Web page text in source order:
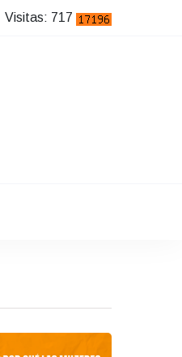
Visitas: 717